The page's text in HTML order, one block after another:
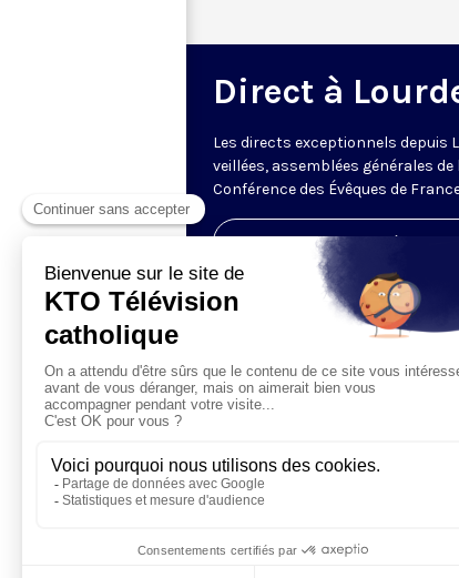
Direct à
Les directs exceptionnels depuis
veillées, assemblées générales de
Conférence des Évêques de
Visiter la page de l'émission